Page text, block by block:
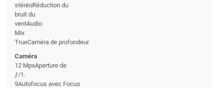
stéréoRéduction du
bruit du
ventAudio
Mix
TrueCaméra de profondeur
Caméra
12 MpxAperture de
ƒ/1.
9Autofocus avec Focus